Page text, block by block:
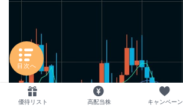
優待リスト 高配当株 キャンペーン
目次へ